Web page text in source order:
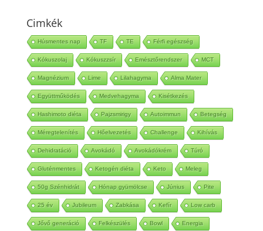
Cimkék
Húsmentes nap TF TE Férfi egészség
Kókuszolaj Kókuszzsír Emésztőrendszer MCT
Magnézium Lime Lilahagyma Alma Mater
Együttműködés Medvehagyma Kisétkezés
Hashimoto diéta Pajzsmirigy Autoimmun Betegség
Méregtelenítés Hőelvezetés Challenge Kihívás
Dehidratáció Avokádó Avokádókrém Túró
Gluténmentes Ketogén diéta Keto Meleg
50g Szénhidrát Hónap gyümölcse Június Pite
25 év Jubileum Zabkása Kefír Low carb
Jővő generáció Felkészülés Bowl Energia